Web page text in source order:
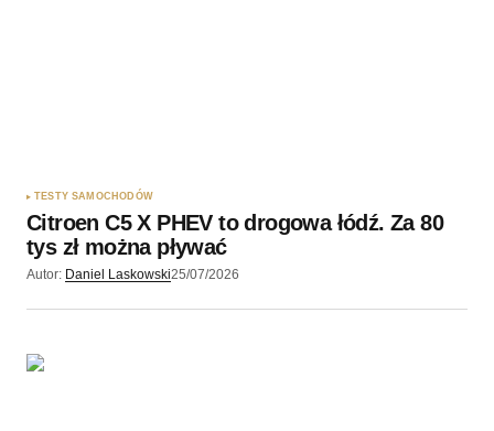
TESTY SAMOCHODÓW
Citroen C5 X PHEV to drogowa łódź. Za 80
tys zł można pływać
Autor: Daniel Laskowski25/07/2026